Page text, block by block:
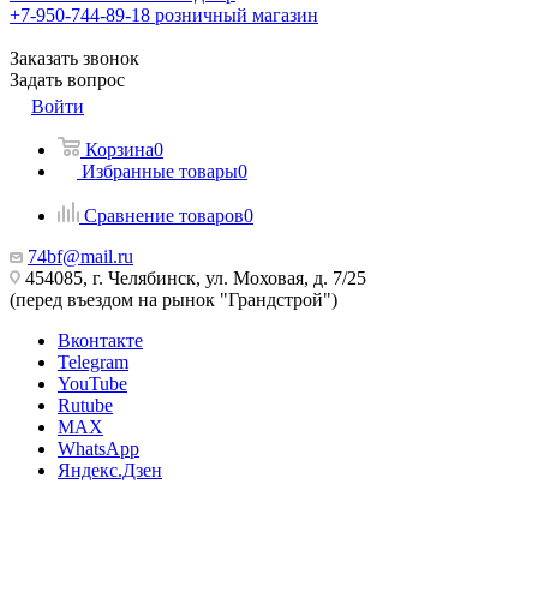
+7-950-744-89-18 розничный магазин
Заказать звонок
Задать вопрос
Войти
Корзина0
Избранные товары0
Сравнение товаров0
74bf@mail.ru
454085, г. Челябинск, ул. Моховая, д. 7/25
(перед въездом на рынок "Грандстрой")
Вконтакте
Telegram
YouTube
Rutube
MAX
WhatsApp
Яндекс.Дзен